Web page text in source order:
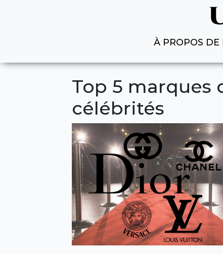
À PROPOS DE
Top 5 marques
célébrités